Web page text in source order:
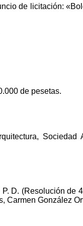
de licitación:
de pesetas.
D. (Resolución
Carmen González